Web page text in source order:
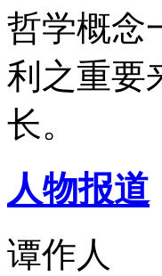
哲学概念
利之重要
长。
人物报道
谭作人